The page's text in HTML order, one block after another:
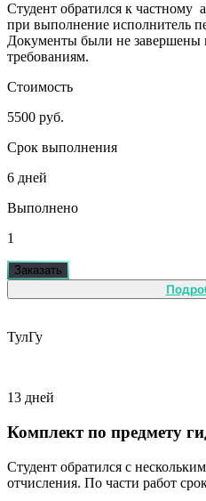
Студент обратился к частному
при выполнение исполнитель
Документы были не завершены
требованиям.
Стоимость
5500 руб.
Срок выполнения
6 дней
Выполнено
1
Заказать
ТулГу
13 дней
Комплект по предмету
Студент обратился с
отчисления. По части работ